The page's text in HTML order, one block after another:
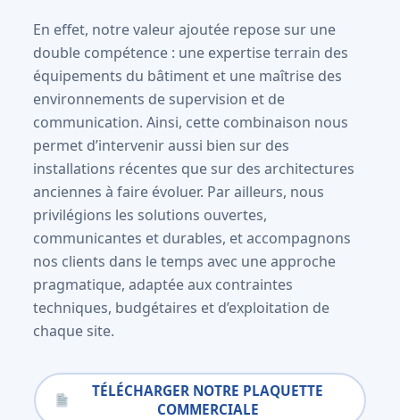
En effet, notre valeur ajoutée repose sur une
double compétence : une expertise terrain des
équipements du bâtiment et une maîtrise des
environnements de supervision et de
communication. Ainsi, cette combinaison nous
permet d’intervenir aussi bien sur des
installations récentes que sur des architectures
anciennes à faire évoluer. Par ailleurs, nous
privilégions les solutions ouvertes,
communicantes et durables, et accompagnons
nos clients dans le temps avec une approche
pragmatique, adaptée aux contraintes
techniques, budgétaires et d’exploitation de
chaque site.
TÉLÉCHARGER NOTRE PLAQUETTE
COMMERCIALE